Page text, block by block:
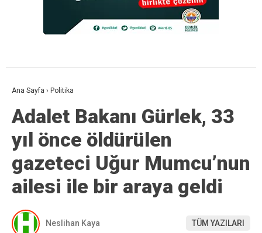
Ana Sayfa › Politika
Adalet Bakanı Gürlek, 33
yıl önce öldürülen
gazeteci Uğur Mumcu’nun
ailesi ile bir araya geldi
Neslihan Kaya TÜM YAZILARI